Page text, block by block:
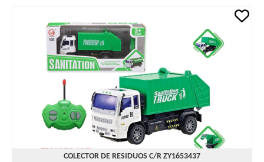
COLECTOR DE RESIDUOS C/R ZY1653437